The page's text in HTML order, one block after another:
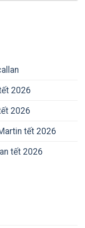
2026
2026
tết 2026
tết 2026